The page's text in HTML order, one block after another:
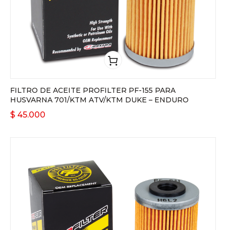
FILTRO DE ACEITE PROFILTER PF-155 PARA
HUSVARNA 701/KTM ATV/KTM DUKE – ENDURO
$ 45.000